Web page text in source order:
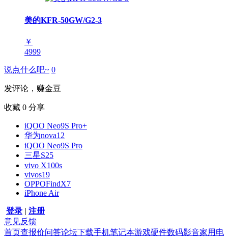
美的KFR-50GW/G2-3
￥
4999
说点什么吧~ 0
发评论，赚金豆
收藏 0 分享
iQOO Neo9S Pro+
华为nova12
iQOO Neo9S Pro
三星S25
vivo X100s
vivos19
OPPOFindX7
iPhone Air
登录 | 注册
意见反馈
首页查报价问答论坛下载手机笔记本游戏硬件数码影音家用电